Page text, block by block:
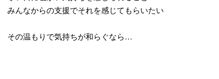
みんなからの支援でそれを感じてもらいたい
その温もりで気持ちが和らぐなら…